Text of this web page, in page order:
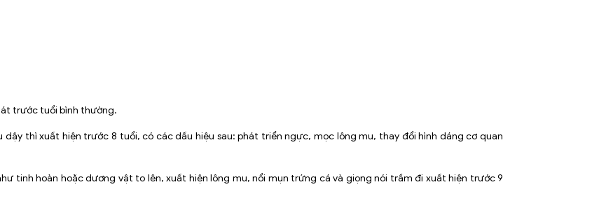
trước tuổi bình thường.
thì xuất hiện trước 8 tuổi, có các dấu hiệu sau: phát triển ngực, mọc lông mu, thay đổi hình dáng cơ quan
tinh hoàn hoặc dương vật to lên, xuất hiện lông mu, nổi mụn trứng cá và giọng nói trầm đi xuất hiện trước 9